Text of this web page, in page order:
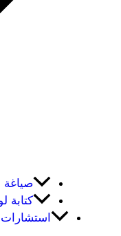
صياغة
كتابة
استشارات